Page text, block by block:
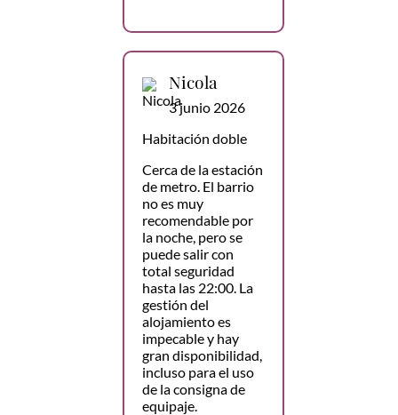
Nicola
3 junio 2026
Habitación doble
Cerca de la estación
de metro. El barrio
no es muy
recomendable por
la noche, pero se
puede salir con
total seguridad
hasta las 22:00. La
gestión del
alojamiento es
impecable y hay
gran disponibilidad,
incluso para el uso
de la consigna de
equipaje.